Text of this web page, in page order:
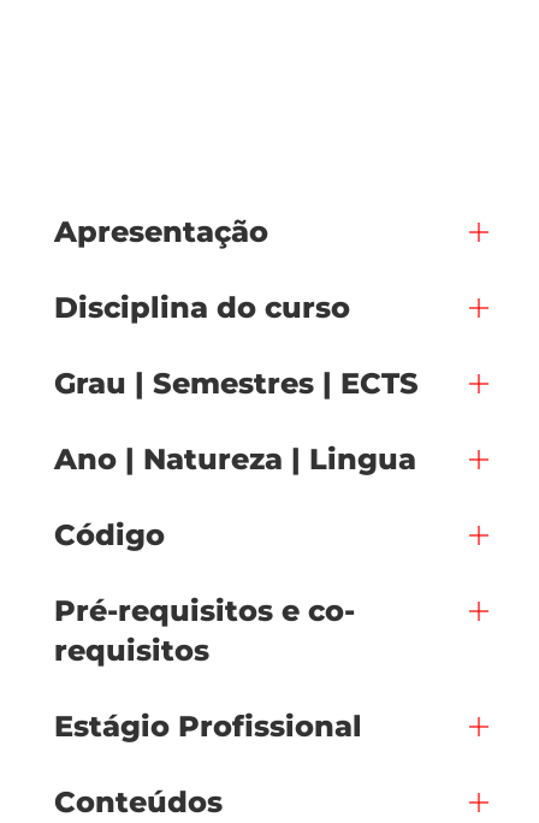
Apresentação
Disciplina do curso
Grau | Semestres | ECTS
Ano | Natureza | Lingua
Código
Pré-requisitos e co-
requisitos
Estágio Profissional
Conteúdos